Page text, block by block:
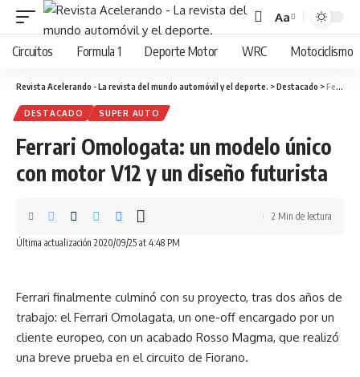
Cambiar
tamaño
fuente
Aa
Circuitos Formula 1 Deporte Motor WRC Motociclismo
Revista Acelerando - La revista del mundo automóvil y el deporte. >Destacado >Ferrari Omologata: un modelo único con motor V12 y un diseño futurista
DESTACADO SUPER AUTO
Ferrari Omologata: un modelo único
con motor V12 y un diseño futurista
Última actualización 2020/09/25 at 4:48 PM
2 Min de lectura
Ferrari finalmente culminó con su proyecto, tras dos años de
trabajo: el Ferrari Omolagata, un one-off encargado por un
cliente europeo, con un acabado Rosso Magma, que realizó
una breve prueba en el circuito de Fiorano.